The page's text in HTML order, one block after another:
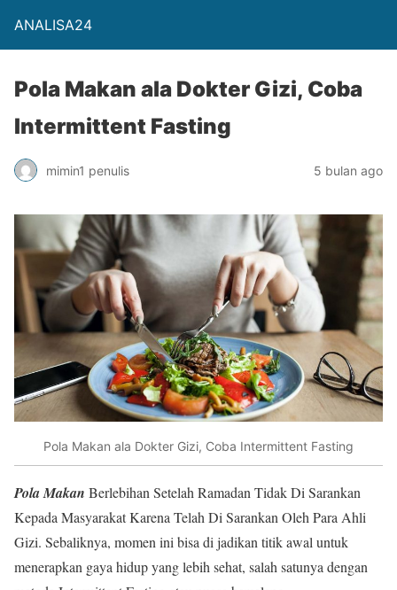
ANALISA24
Pola Makan ala Dokter Gizi, Coba
Intermittent Fasting
mimin1 penulis 5 bulan ago
Pola Makan ala Dokter Gizi, Coba Intermittent Fasting
Pola Makan Berlebihan Setelah Ramadan Tidak Di Sarankan
Kepada Masyarakat Karena Telah Di Sarankan Oleh Para Ahli
Gizi. Sebaliknya, momen ini bisa di jadikan titik awal untuk
menerapkan gaya hidup yang lebih sehat, salah satunya dengan